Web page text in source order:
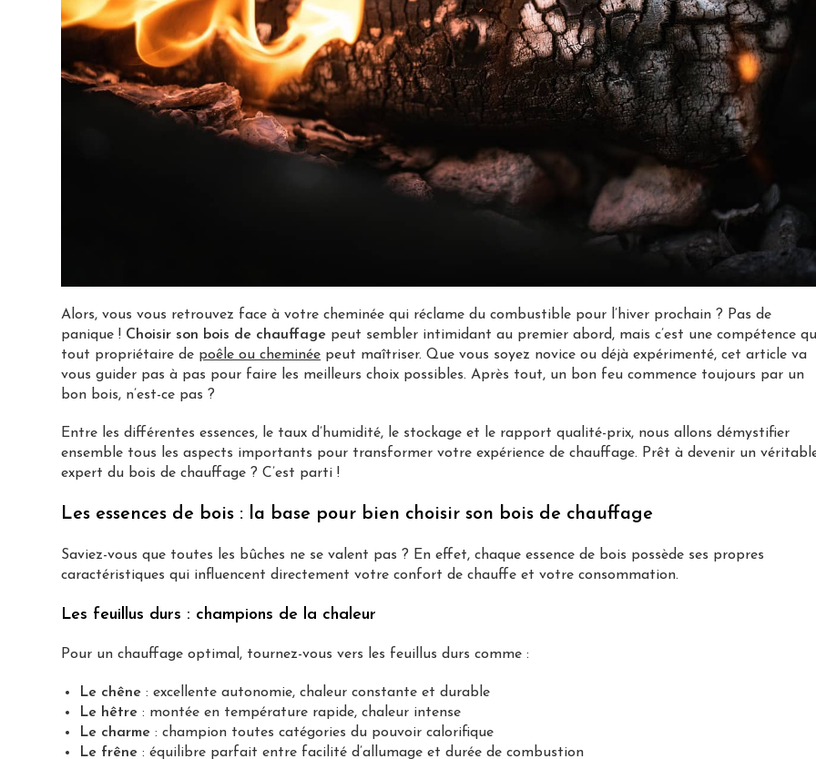
Alors, vous vous retrouvez face à votre cheminée qui réclame du combustible pour l’hiver prochain ? Pas de
panique ! Choisir son bois de chauffage peut sembler intimidant au premier abord, mais c’est une compétence
tout propriétaire de poêle ou cheminée peut maîtriser. Que vous soyez novice ou déjà expérimenté, cet article va
vous guider pas à pas pour faire les meilleurs choix possibles. Après tout, un bon feu commence toujours par un
bon bois, n’est-ce pas ?
Entre les différentes essences, le taux d’humidité, le stockage et le rapport qualité-prix, nous allons démystifier
ensemble tous les aspects importants pour transformer votre expérience de chauffage. Prêt à devenir un
expert du bois de chauffage ? C’est parti !
Les essences de bois : la base pour bien choisir son bois de chauffage
Saviez-vous que toutes les bûches ne se valent pas ? En effet, chaque essence de bois possède ses propres
caractéristiques qui influencent directement votre confort de chauffe et votre consommation.
Les feuillus durs : champions de la chaleur
Pour un chauffage optimal, tournez-vous vers les feuillus durs comme :
Le chêne : excellente autonomie, chaleur constante et durable
Le hêtre : montée en température rapide, chaleur intense
Le charme : champion toutes catégories du pouvoir calorifique
Le frêne : équilibre parfait entre facilité d’allumage et durée de combustion